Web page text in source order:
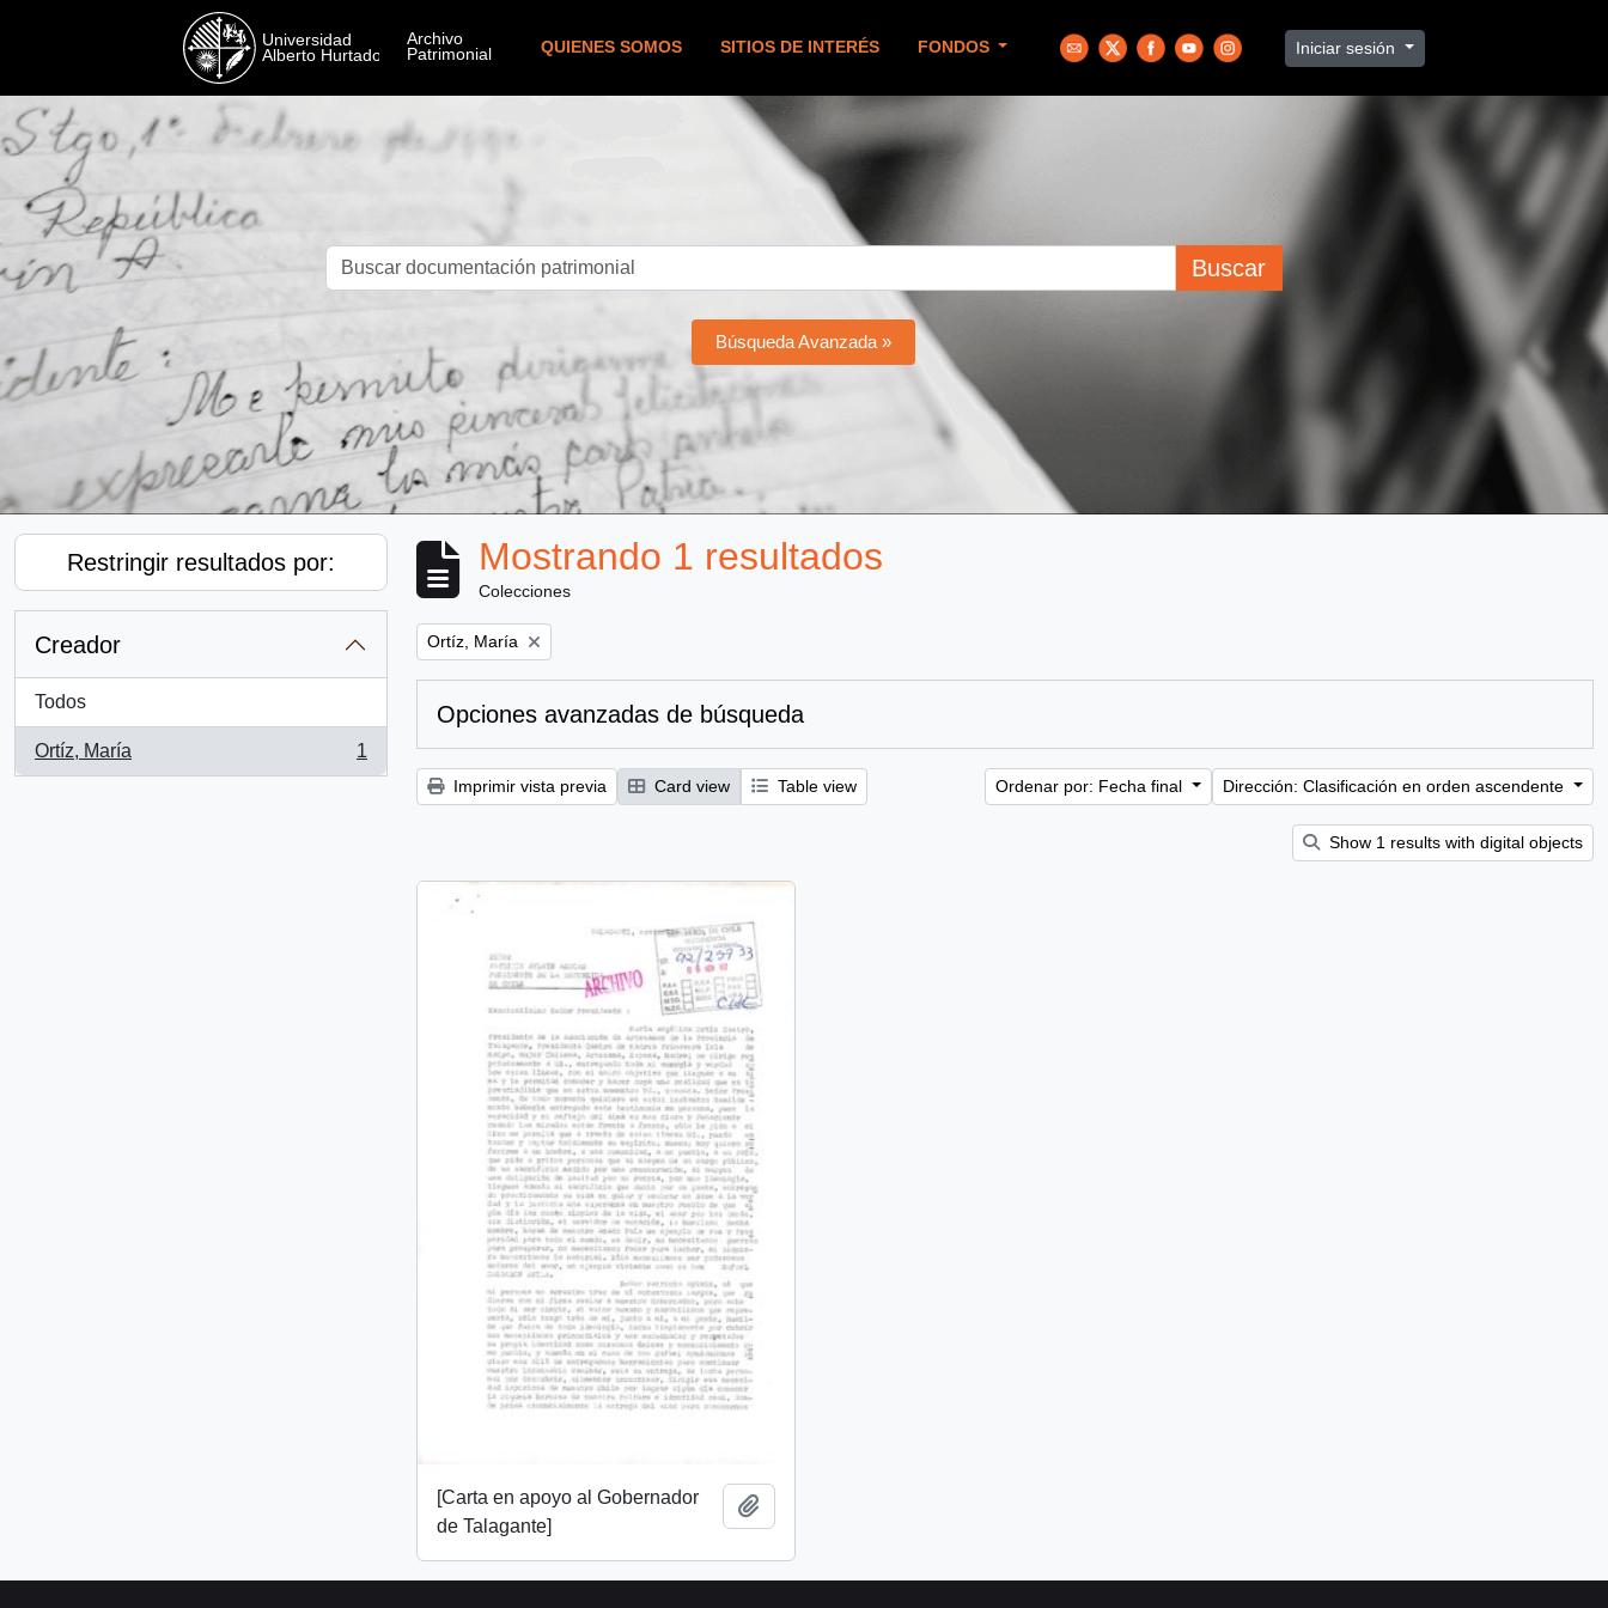
QUIENES SOMOS SITIOS DE INTERÉS FONDOS Iniciar sesión
Buscar
Búsqueda Avanzada »
Restringir resultados por:
Creador
Todos
Ortíz, María
, 1 resultados
1
Mostrando 1 resultados
Colecciones
Remove filter:
Ortíz, María
Opciones avanzadas de búsqueda
Imprimir vista previa Card view Table view Ordenar por: Fecha final Dirección: Clasificación en orden ascendente
Show 1 results with digital objects
[Carta en apoyo al Gobernador
de Talagante]